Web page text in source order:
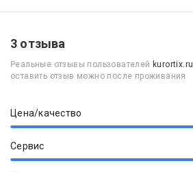
3 отзыва
Реальные отзывы пользователей kurortix.ru
оставить отзыв можно после проживания
Цена/качество
Сервис